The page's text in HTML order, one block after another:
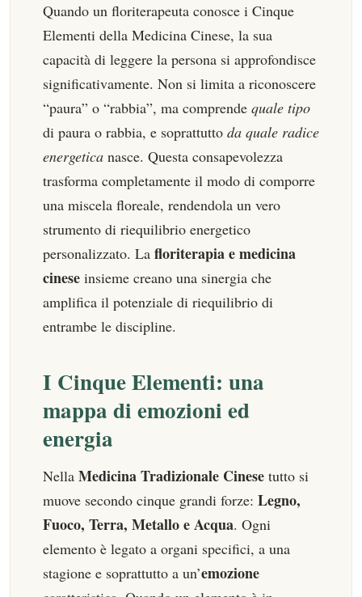
Quando un floriterapeuta conosce i Cinque
Elementi della Medicina Cinese, la sua
capacità di leggere la persona si approfondisce
significativamente. Non si limita a riconoscere
“paura” o “rabbia”, ma comprende quale tipo
di paura o rabbia, e soprattutto da quale radice
energetica nasce. Questa consapevolezza
trasforma completamente il modo di comporre
una miscela floreale, rendendola un vero
strumento di riequilibrio energetico
personalizzato. La floriterapia e medicina
cinese insieme creano una sinergia che
amplifica il potenziale di riequilibrio di
entrambe le discipline.
I Cinque Elementi: una
mappa di emozioni ed
energia
Nella Medicina Tradizionale Cinese tutto si
muove secondo cinque grandi forze: Legno,
Fuoco, Terra, Metallo e Acqua. Ogni
elemento è legato a organi specifici, a una
stagione e soprattutto a un’emozione